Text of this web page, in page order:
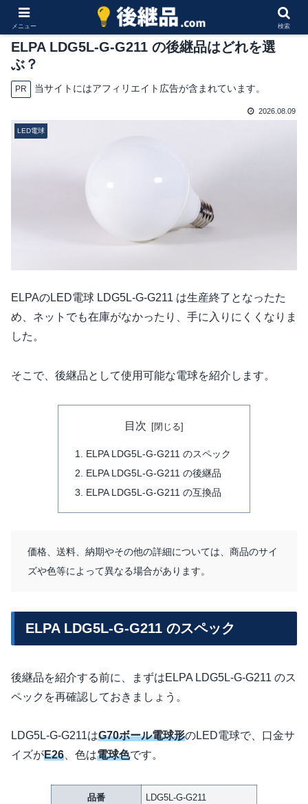
ELPA LDG5L-G-G211 の後継品はどれを選
ぶ？
PR 当サイトにはアフィリエイト広告が含まれています。
2026.08.09
LED電球
ELPAのLED電球 LDG5L-G-G211 は生産終了となったた
め、ネットでも在庫がなかったり、手に入りにくくなりま
した。
そこで、後継品として使用可能な電球を紹介します。
目次
ELPA LDG5L-G-G211 のスペック
ELPA LDG5L-G-G211 の後継品
ELPA LDG5L-G-G211 の互換品
価格、送料、納期やその他の詳細については、商品のサイ
ズや色等によって異なる場合があります。
ELPA LDG5L-G-G211 のスペック
後継品を紹介する前に、まずはELPA LDG5L-G-G211 のス
ペックを再確認しておきましょう。
LDG5L-G-G211はG70ボール電球形のLED電球で、口金サ
イズがE26 、色は電球色です。
品番 LDG5L-G-G211
メニュー 検索